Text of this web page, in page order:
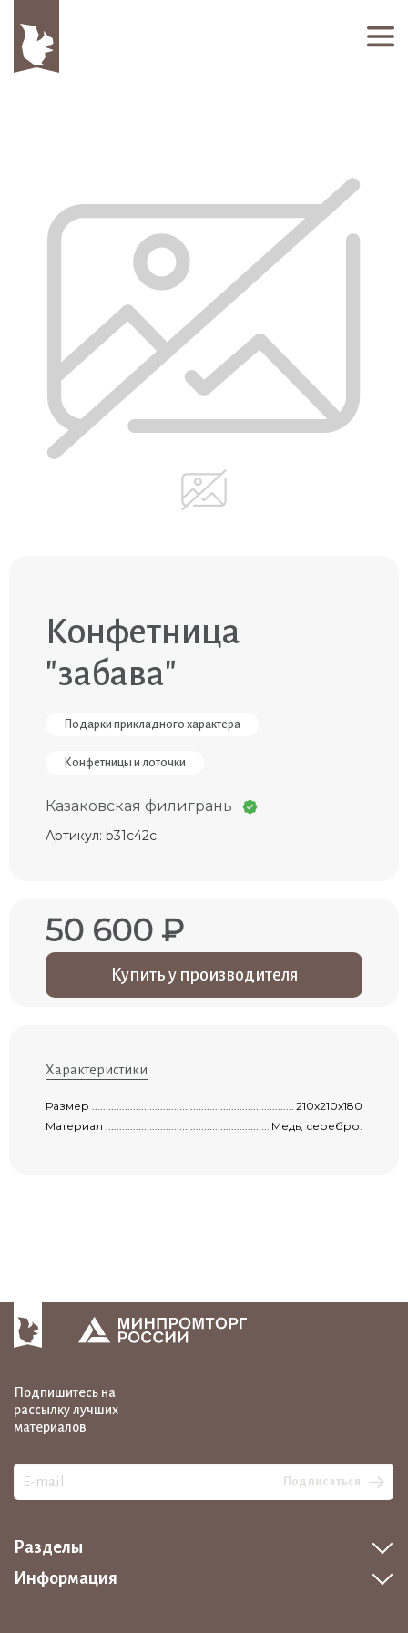
Конфетница
"забава"
Подарки прикладного характера
Конфетницы и лоточки
Казаковская филигрань
Артикул: b31c42c
50 600 ₽
Купить у производителя
Характеристики
Размер
210х210х180
Материал
Медь, серебро.
Подпишитесь на
рассылку лучших
материалов
Подписаться
Разделы
Информация